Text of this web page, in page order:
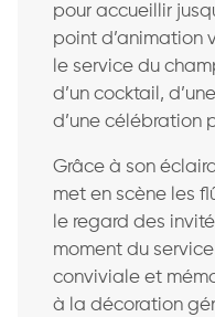
pour accueillir
point d’animation
le service du
d’un cocktail,
d’une célébration
Grâce à son
met en scène les
le regard des
moment du
conviviale et
à la décoration